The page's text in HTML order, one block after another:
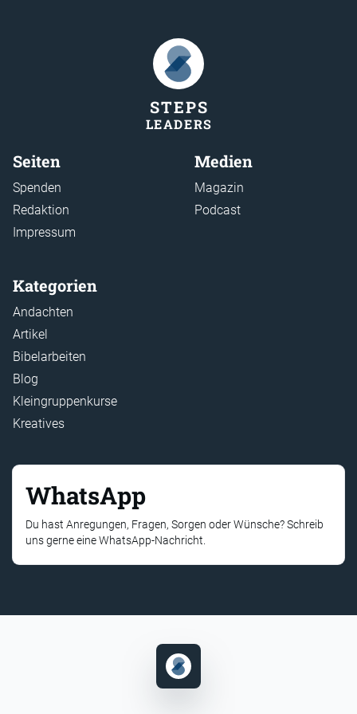
STEPS
LEADERS
Seiten
Spenden
Redaktion
Impressum
Medien
Magazin
Podcast
Kategorien
Andachten
Artikel
Bibelarbeiten
Blog
Kleingruppenkurse
Kreatives
WhatsApp
Du hast Anregungen, Fragen, Sorgen oder Wünsche? Schreib
uns gerne eine WhatsApp-Nachricht.